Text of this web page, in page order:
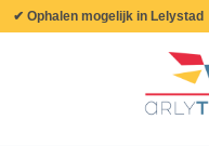
✔ Ophalen mogelijk in Lelystad